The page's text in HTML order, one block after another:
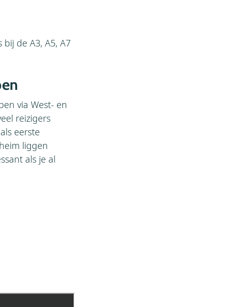
de A3, A5, A7
via West- en
reizigers
eerste
liggen
als je al